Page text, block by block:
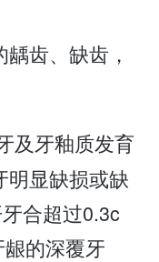
齿、缺齿，
及牙釉质发育
明显缺损或缺
合超过0.3c
的深覆牙